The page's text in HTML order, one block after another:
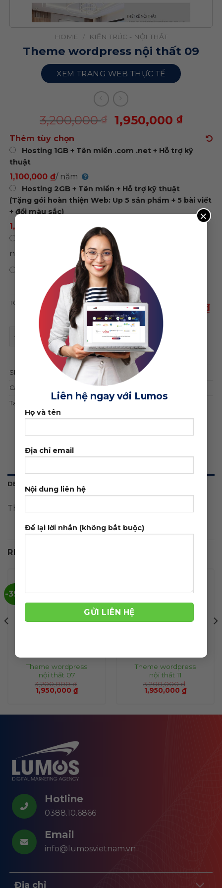
Liên hệ ngay với Lumos
Họ và tên
Địa chỉ email
Nội dung liên hệ
Để lại lời nhắn (không bắt buộc)
×
HOME / KIẾN TRÚC - NỘI THẤT
Theme wordpress nội thất 09
XEM TRANG WEB THỰC TẾ
3,200,000₫ 1,950,000 ₫
Thêm tùy chọn
Hosting 1GB + Tên miền .com .net + Hỗ trợ kỹ
thuật
1,100,000 ₫/ năm
Hosting 2GB + Tên miền + Hỗ trợ kỹ thuật
(Tặng gói hoàn thiện Web: Up 5 sản phẩm + 5 bài viết
+ đổi màu sắc)
1,500,000 ₫
Chỉ mua theme, không sử dụng hosting
năm
Bảo hành trọn đời web 0 ₫
TỔNG CỘNG 1,950,000 ₫
Theme wordpress nội thất 09 quantity
ĐẶT MUA GIAO DIỆN
SKU:
Category: Kiến trúc - Nội thất
Tag:
DESCRIPTION
Theme wordpress nội thất 09
RELATED PRODUCTS
-39%
Theme wordpress
nội thất 07
3,200,000₫
1,950,000 ₫
-39%
Theme wordpress
nội thất 11
3,200,000₫
1,950,000 ₫
Hotline
0388.10.6866
Email
info@lumosvietnam.vn
Địa chỉ